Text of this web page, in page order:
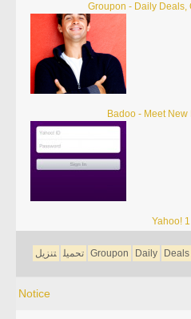
Groupon - Daily Deals,
Badoo - Meet
Yahoo!
تحميل تنزيل Groupon Daily Deals
Notice